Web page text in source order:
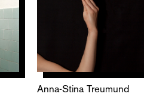
Anna-Stina Treumund